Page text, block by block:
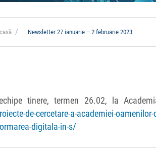
Newsletter 27 ianuarie – 2 februarie 2023
tinere, termen 26.02, la
de-cercetare-a-academiei-
digitala-in-s/